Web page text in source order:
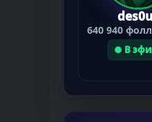
640 940
● В